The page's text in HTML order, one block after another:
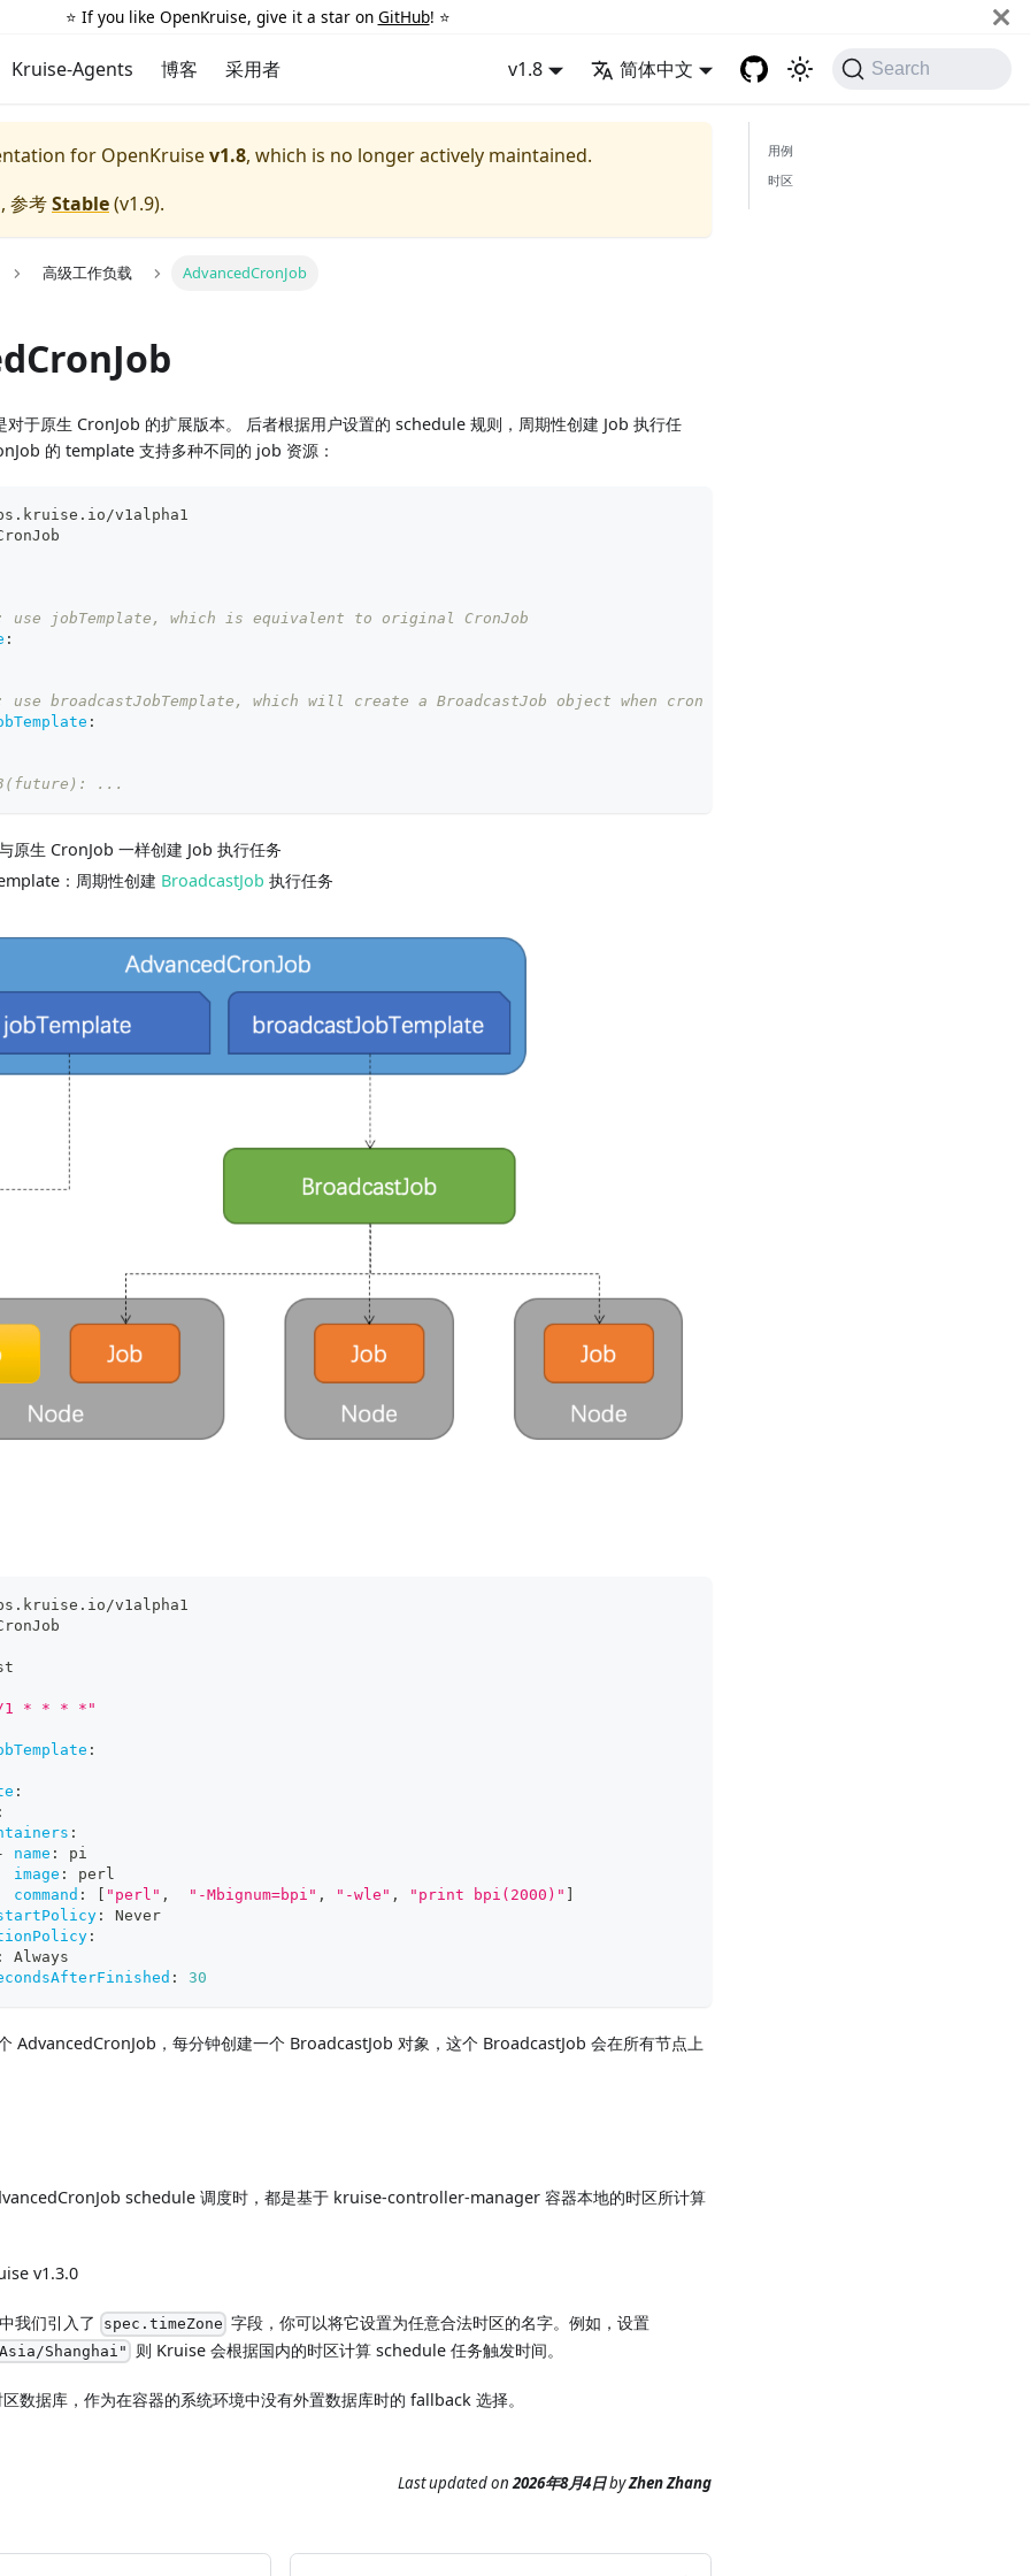
⭐️ If you like OpenKruise, give it a star on GitHub! ⭐️
Kruise-Agents 博客 采用者 v1.8 简体中文 Search
for OpenKruisev1.8, which is no longer actively maintained.
参考Stable(v1.9).
高级工作负载 AdvancedCronJob
于原生 CronJob 的扩展版本。 后者根据用户设置的 schedule 规则，周期性创建 Job 执行任
的 template 支持多种不同的 job 资源：
v1alpha1
use jobTemplate, which is equivalent to original CronJob
:
use broadcastJobTemplate, which will create a BroadcastJob object when cron schedule triggers
:
...
原生 CronJob 一样创建 Job 执行任务
：周期性创建 BroadcastJob 执行任务
v1alpha1
1 * * * *"
:
:
:
name :
pi
image :
perl
command : "perl" , "-Mbignum=bpi" , "-wle" , "print bpi(2000)"
:
Never
:
Always
: 30
AdvancedCronJob，每分钟创建一个 BroadcastJob 对象，这个 BroadcastJob 会在所有节点上
schedule 调度时，都是基于 kruise-controller-manager 容器本地的时区所计算
v1.3.0
我们引入了 spec.timeZone 字段，你可以将它设置为任意合法时区的名字。例如，设置
Shanghai" 则 Kruise 会根据国内的时区计算 schedule 任务触发时间。
数据库，作为在容器的系统环境中没有外置数据库时的 fallback 选择。
Last updatedon2026年8月4日byZhen Zhang
用例
时区